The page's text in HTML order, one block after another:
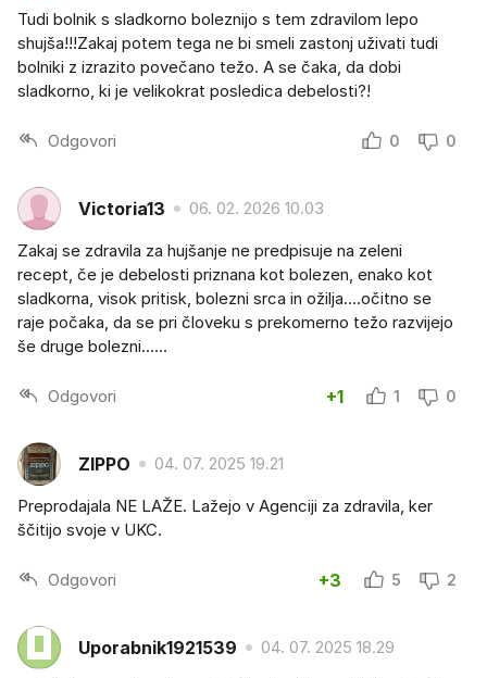
Tudi bolnik s sladkorno boleznijo s tem zdravilom lepo
shujša!!!Zakaj potem tega ne bi smeli zastonj uživati tudi
bolniki z izrazito povečano težo. A se čaka, da dobi
sladkorno, ki je velikokrat posledica debelosti?!
Odgovori 0 0
Victoria13 06. 02. 2026 10.03
Zakaj se zdravila za hujšanje ne predpisuje na zeleni
recept, če je debelosti priznana kot bolezen, enako kot
sladkorna, visok pritisk, bolezni srca in ožilja....očitno se
raje počaka, da se pri človeku s prekomerno težo razvijejo
še druge bolezni......
Odgovori +1 1 0
ZIPPO 04. 07. 2025 19.21
Preprodajala NE LAŽE. Lažejo v Agenciji za zdravila, ker
ščitijo svoje v UKC.
Odgovori +3 5 2
Uporabnik1921539 04. 07. 2025 18.29